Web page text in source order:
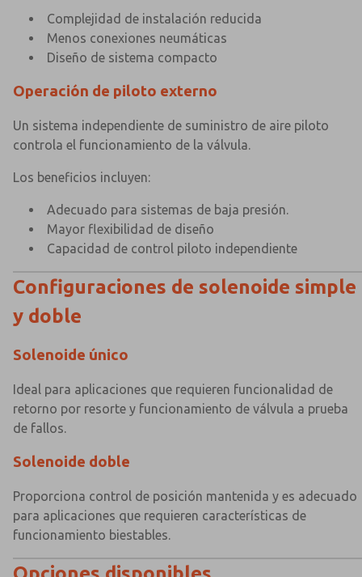
Complejidad de instalación reducida
Menos conexiones neumáticas
Diseño de sistema compacto
Operación de piloto externo
Un sistema independiente de suministro de aire piloto
controla el funcionamiento de la válvula.
Los beneficios incluyen:
Adecuado para sistemas de baja presión.
Mayor flexibilidad de diseño
Capacidad de control piloto independiente
Configuraciones de solenoide simple
y doble
Solenoide único
Ideal para aplicaciones que requieren funcionalidad de
retorno por resorte y funcionamiento de válvula a prueba
de fallos.
Solenoide doble
Proporciona control de posición mantenida y es adecuado
para aplicaciones que requieren características de
funcionamiento biestables.